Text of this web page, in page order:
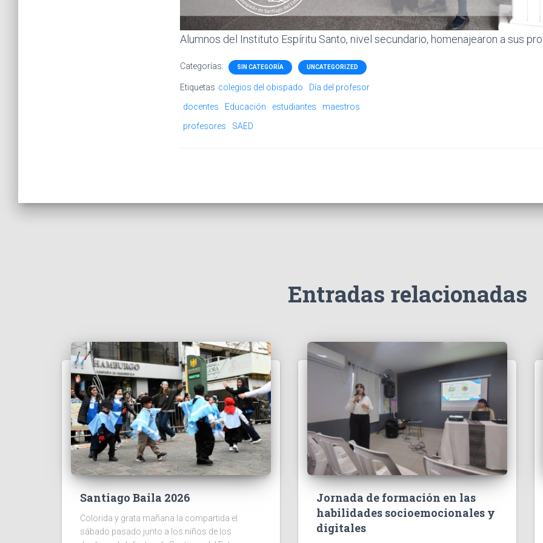
Alumnos del Instituto Espíritu Santo, nivel secundario, homenajearon a sus
Categorías: SIN CATEGORÍA UNCATEGORIZED
Etiquetas colegios del obispado
Día del profesor
docentes
Educación estudiantes
maestros
profesores
SAED
Entradas relacionadas
Santiago Baila 2026
Colorida y grata mañana la compartida el
sábado pasado junto a los niños de los
Jornada de formación en las
habilidades socioemocionales y
digitales